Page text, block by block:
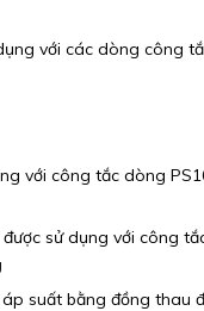
với các dòng công
với công tắc dòng
sử dụng với công
suất bằng đồng thau